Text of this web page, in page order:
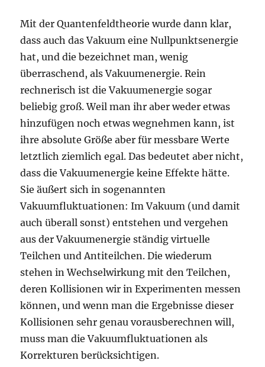
Mit der Quantenfeldtheorie wurde dann klar,
dass auch das Vakuum eine Nullpunktsenergie
hat, und die bezeichnet man, wenig
überraschend, als Vakuumenergie. Rein
rechnerisch ist die Vakuumenergie sogar
beliebig groß. Weil man ihr aber weder etwas
hinzufügen noch etwas wegnehmen kann, ist
ihre absolute Größe aber für messbare Werte
letztlich ziemlich egal. Das bedeutet aber nicht,
dass die Vakuumenergie keine Effekte hätte.
Sie äußert sich in sogenannten
Vakuumfluktuationen: Im Vakuum (und damit
auch überall sonst) entstehen und vergehen
aus der Vakuumenergie ständig virtuelle
Teilchen und Antiteilchen. Die wiederum
stehen in Wechselwirkung mit den Teilchen,
deren Kollisionen wir in Experimenten messen
können, und wenn man die Ergebnisse dieser
Kollisionen sehr genau vorausberechnen will,
muss man die Vakuumfluktuationen als
Korrekturen berücksichtigen.